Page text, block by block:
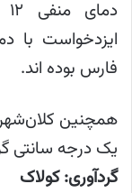
فارس بوده اند.
همچنین
یک درجه سانتی
گردآوری: کولاک